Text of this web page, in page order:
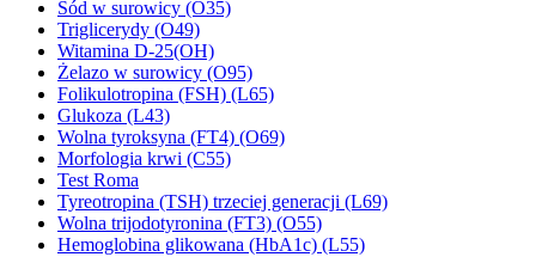
Sód w surowicy (O35)
Triglicerydy (O49)
Witamina D-25(OH)
Żelazo w surowicy (O95)
Folikulotropina (FSH) (L65)
Glukoza (L43)
Wolna tyroksyna (FT4) (O69)
Morfologia krwi (C55)
Test Roma
Tyreotropina (TSH) trzeciej generacji (L69)
Wolna trijodotyronina (FT3) (O55)
Hemoglobina glikowana (HbA1c) (L55)